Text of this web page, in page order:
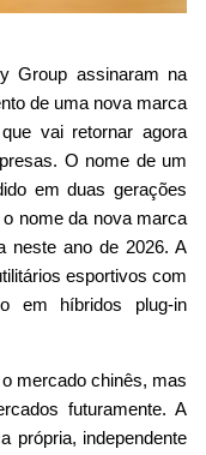
Group assinaram na
de uma nova marca
vai retornar agora
O nome de um
em duas gerações
nome da nova marca
neste ano de 2026. A
esportivos com
em híbridos plug-in
mercado chinês, mas
futuramente. A
própria, independente